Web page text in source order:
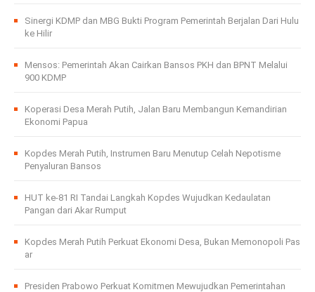
Sinergi KDMP dan MBG Bukti Program Pemerintah Berjalan Dari Hulu
ke Hilir
Mensos: Pemerintah Akan Cairkan Bansos PKH dan BPNT Melalui
900 KDMP
Koperasi Desa Merah Putih, Jalan Baru Membangun Kemandirian
Ekonomi Papua
Kopdes Merah Putih, Instrumen Baru Menutup Celah Nepotisme
Penyaluran Bansos
HUT ke-81 RI Tandai Langkah Kopdes Wujudkan Kedaulatan
Pangan dari Akar Rumput
Kopdes Merah Putih Perkuat Ekonomi Desa, Bukan Memonopoli Pas
ar
Presiden Prabowo Perkuat Komitmen Mewujudkan Pemerintahan